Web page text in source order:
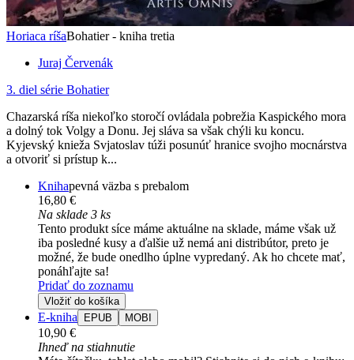
Horiaca ríšaBohatier - kniha tretia
Juraj Červenák
3. diel série Bohatier
Chazarská ríša niekoľko storočí ovládala pobrežia Kaspického mora
a dolný tok Volgy a Donu. Jej sláva sa však chýli ku koncu.
Kyjevský knieža Svjatoslav túži posunúť hranice svojho mocnárstva
a otvoriť si prístup k...
Knihapevná väzba s prebalom
16,80 €
Na sklade 3 ks
Tento produkt síce máme aktuálne na sklade, máme však už
iba posledné kusy a ďalšie už nemá ani distribútor, preto je
možné, že bude onedlho úplne vypredaný. Ak ho chcete mať,
ponáhľajte sa!
Pridať do zoznamu
Vložiť do košíka
E-kniha EPUB MOBI
10,90 €
Ihneď na stiahnutie